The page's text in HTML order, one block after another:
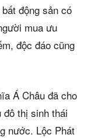
động sản có
mua ưu
độc đáo cũng
Á Châu đã cho
thị sinh thái
nước. Lộc Phát